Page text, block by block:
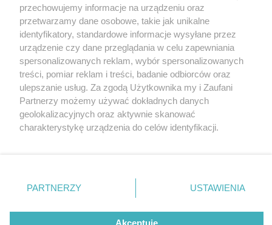
1 / 10
Zrozumieć Śląsk Fot
Radosław Kazmierczak
Nie zapomnij
zapoznać się z:
polityką prywatności regulamin korzystania z portali
Twojemiasto
Piekary Śląskie
Chorzów
Tarnowskie Góry
Gliwice
Skontakuj sięz nami
Kontakt
Wydawca
Redakcja
przechowujemy informacje na urządzeniu oraz
przetwarzamy dane osobowe, takie jak unikalne
identyfikatory, standardowe informacje wysyłane przez
urządzenie czy dane przeglądania w celu zapewniania
spersonalizowanych reklam, wybór spersonalizowanych
treści, pomiar reklam i treści, badanie odbiorców oraz
ulepszanie usług. Za zgodą Użytkownika my i Zaufani
Partnerzy możemy używać dokładnych danych
geolokalizacyjnych oraz aktywnie skanować
charakterystykę urządzenia do celów identyfikacji.
zmienić/wycofać klikając przycisk ustawień prywatności
znajdujący się w lewym dolnym rogu strony
rodzaje przetwarzania danych nie wymagają zgody
użytkownika, ale masz prawo sprzeciwić się takiemu
PARTNERZY USTAWIENIA
Akceptuję